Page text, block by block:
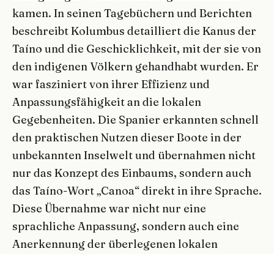
kamen. In seinen Tagebüchern und Berichten
beschreibt Kolumbus detailliert die Kanus der
Taíno und die Geschicklichkeit, mit der sie von
den indigenen Völkern gehandhabt wurden. Er
war fasziniert von ihrer Effizienz und
Anpassungsfähigkeit an die lokalen
Gegebenheiten. Die Spanier erkannten schnell
den praktischen Nutzen dieser Boote in der
unbekannten Inselwelt und übernahmen nicht
nur das Konzept des Einbaums, sondern auch
das Taíno-Wort „Canoa“ direkt in ihre Sprache.
Diese Übernahme war nicht nur eine
sprachliche Anpassung, sondern auch eine
Anerkennung der überlegenen lokalen